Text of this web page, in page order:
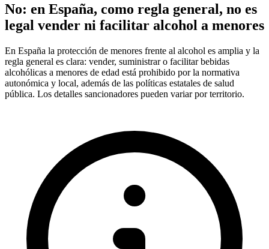
No: en España, como regla general, no es
legal vender ni facilitar alcohol a menores
En España la protección de menores frente al alcohol es amplia y la
regla general es clara: vender, suministrar o facilitar bebidas
alcohólicas a menores de edad está prohibido por la normativa
autonómica y local, además de las políticas estatales de salud
pública. Los detalles sancionadores pueden variar por territorio.